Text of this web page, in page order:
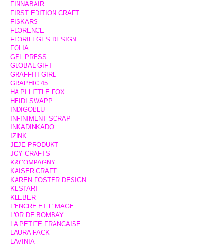
FINNABAIR
FIRST EDITION CRAFT
FISKARS
FLORENCE
FLORILEGES DESIGN
FOLIA
GEL PRESS
GLOBAL GIFT
GRAFFITI GIRL
GRAPHIC 45
HA PI LITTLE FOX
HEIDI SWAPP
INDIGOBLU
INFINIMENT SCRAP
INKADINKADO
IZINK
JEJE PRODUKT
JOY CRAFTS
K&COMPAGNY
KAISER CRAFT
KAREN FOSTER DESIGN
KESI'ART
KLEBER
L'ENCRE ET L'IMAGE
L'OR DE BOMBAY
LA PETITE FRANCAISE
LAURA PACK
LAVINIA